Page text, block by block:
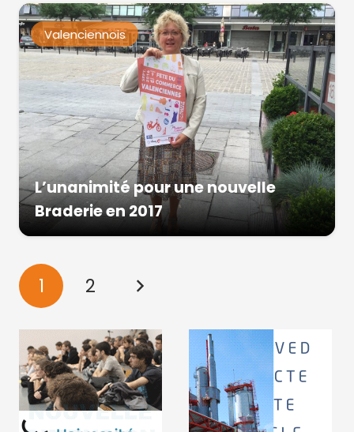
Valenciennois
L’unanimité pour une nouvelle
Braderie en 2017
1 2